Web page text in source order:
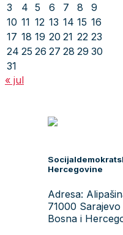
3
4 5 6 7 8
9
10 11 12 13 14 15 16
17 18 19 20 21 22 23
24 25 26 27 28 29 30
31
« jul
Hercegovine
Adresa:
71000 Sarajevo
Bosna i